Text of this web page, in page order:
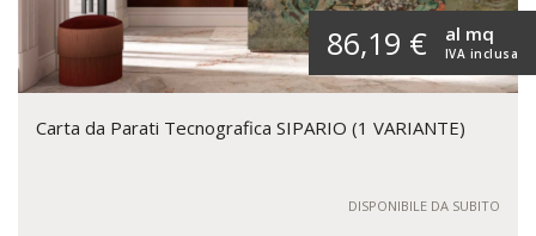
86,19 € IVA inclusa
al mq
Carta da Parati Tecnografica SIPARIO (1 VARIANTE)
DISPONIBILE DA SUBITO